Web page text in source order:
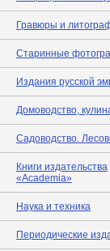
Гравюры и
Старинные
Издания русской
Домоводство,
Садоводство.
Книги издательства
«Academia»
Наука и техника
Периодические